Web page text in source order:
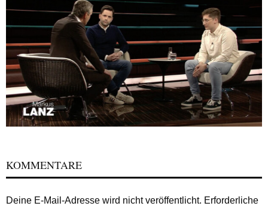
KOMMENTARE
Deine E-Mail-Adresse wird nicht veröffentlicht. Erforderliche